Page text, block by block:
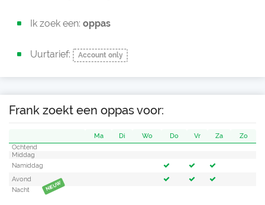
Ik zoek een: oppas
Uurtarief: Account only
Frank zoekt een oppas voor:
Ma Di Wo Do Vr Za
Zo
Ochtend
Middag
Namiddag
Avond
Nacht
NIEUW